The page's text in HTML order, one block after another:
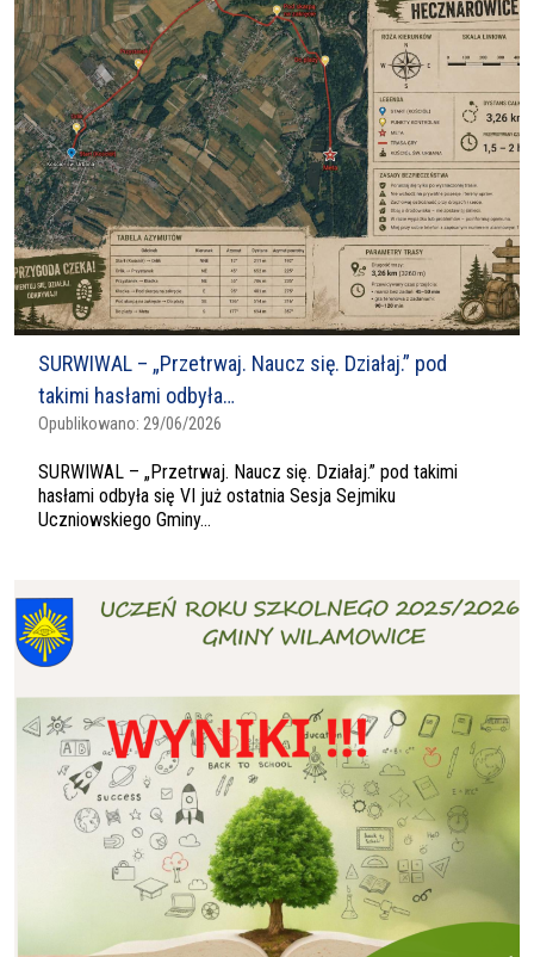
SURWIWAL – „Przetrwaj. Naucz się. Działaj.” pod
takimi hasłami odbyła…
Opublikowano: 29/06/2026
SURWIWAL – „Przetrwaj. Naucz się. Działaj.” pod takimi
hasłami odbyła się VI już ostatnia Sesja Sejmiku
Uczniowskiego Gminy...